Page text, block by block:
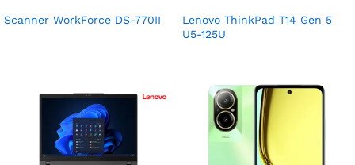
Scanner WorkForce DS-770II
Lenovo ThinkPad T14 Gen 5
U5-125U